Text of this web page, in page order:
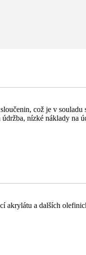
což je v
nízké náklady na
a dalších